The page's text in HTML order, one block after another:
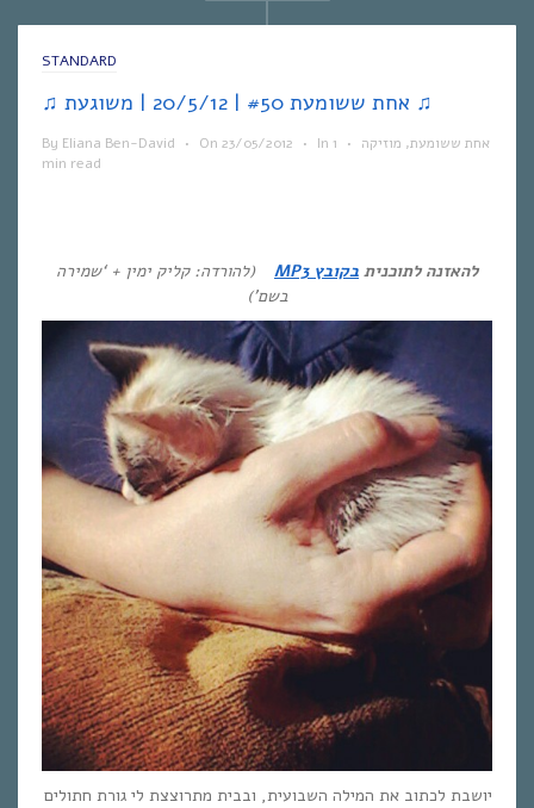
STANDARD
♫ אחת ששומעת #50 | 20/5/12 | משוגעת ♫
By Eliana Ben-David • On 23/05/2012 • In אחת ששומעת, מוזיקה •
1
min read
להאזנה לתוכנית בקובץ MP3
(להורדה: קליק ימין + ‘שמירה
בשם’)
יושבת לכתוב את המילה השבועית, ובבית מתרוצצת לי גורת חתולים